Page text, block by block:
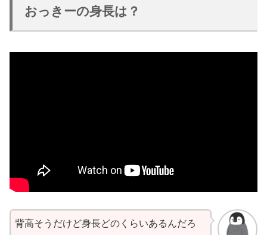
おっきーの身長は？
背高そうだけど身長どのくらいあるんだろ